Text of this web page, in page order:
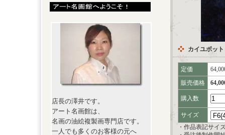
店長の澤井です。
アート名画館は、
名画の油絵複製画専門店です。
一人でも多くのお客様の元へ
カイユボッ
定価
販売価格
購入数
サイズ
・作品表記サイ